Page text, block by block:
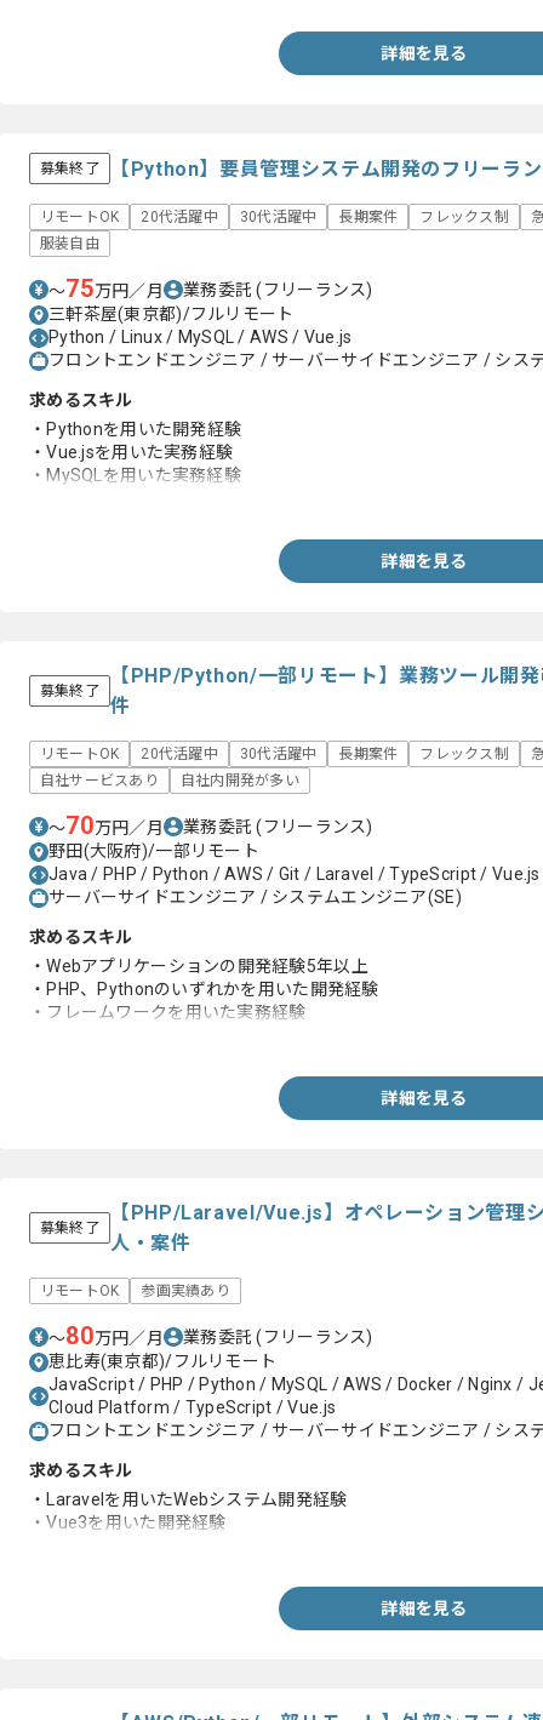
詳細を見る
募集終了 【Python】要員管理システム開発のフリーラ
リモートOK 20代活躍中 30代活躍中 長期案件 フレックス制
服装自由
〜75万円／月 業務委託(フリーランス)
三軒茶屋(東京都)/フルリモート
Python / Linux / MySQL / AWS / Vue.js
フロントエンドエンジニア / サーバーサイドエンジニア / シス
求めるスキル
・Pythonを用いた開発経験
・Vue.jsを用いた実務経験
・MySQLを用いた実務経験
詳細を見る
募集終了
【PHP/Python/一部リモート】業務ツール開
件
リモートOK 20代活躍中 30代活躍中 長期案件 フレックス制
自社サービスあり
自社内開発が多い
〜70万円／月 業務委託(フリーランス)
野田(大阪府)/一部リモート
Java / PHP / Python / AWS / Git / Laravel / TypeScript / Vue.js
サーバーサイドエンジニア / システムエンジニア(SE)
求めるスキル
・Webアプリケーションの開発経験5年以上
・PHP、Pythonのいずれかを用いた開発経験
・フレームワークを用いた実務経験
詳細を見る
募集終了
【PHP/Laravel/Vue.js】オペレーション管理
人・案件
リモートOK 参画実績あり
〜80万円／月 業務委託(フリーランス)
恵比寿(東京都)/フルリモート
JavaScript / PHP / Python / MySQL / AWS / Docker / Nginx /
Cloud Platform / TypeScript / Vue.js
フロントエンドエンジニア / サーバーサイドエンジニア / シス
求めるスキル
・Laravelを用いたWebシステム開発経験
・Vue3を用いた開発経験
詳細を見る